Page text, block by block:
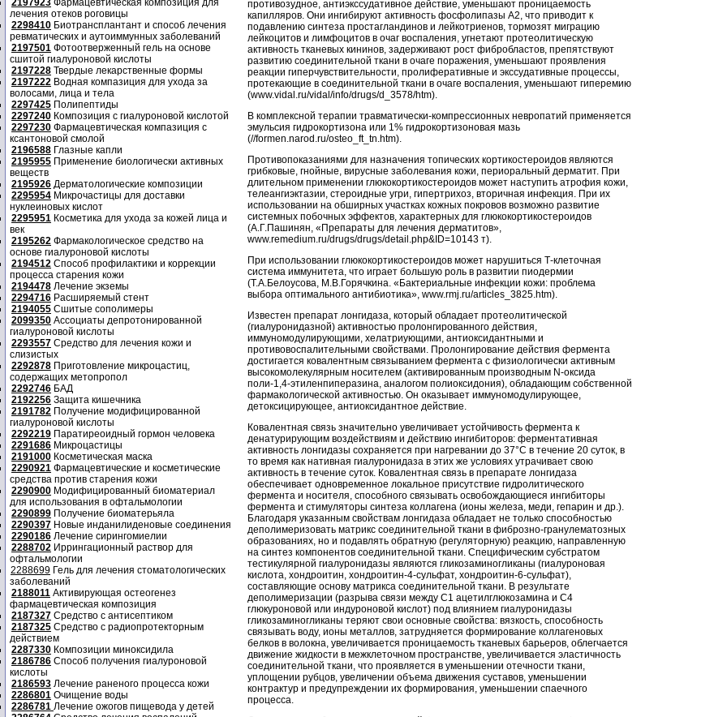
2197923 Фармацевтическая композиция для
лечения отеков роговицы
2298410 Биотрансплантант и способ лечения
ревматических и аутоиммунных заболеваний
2197501 Фотоотверженный гель на основе
сшитой гиалуроновой кислоты
2197228 Твердые лекарственные формы
2197222 Водная компазиция для ухода за
волосами, лица и тела
2297425 Полипептиды
2297240 Композиция с гиалуроновой кислотой
2297230 Фармацевтическая компазиция с
ксантоновой смолой
2196588 Глазные капли
2195955 Применение биологически активных
веществ
2195926 Дерматологические композиции
2295954 Микрочастицы для доставки
нуклеиновых кислот
2295951 Косметика для ухода за кожей лица и
век
2195262 Фармакологическое средство на
основе гиалуроновой кислоты
2194512 Способ профилактики и коррекции
процесса старения кожи
2194478 Лечение экземы
2294716 Расширяемый стент
2194055 Сшитые сополимеры
2099350 Ассоциаты депротонированной
гиалуроновой кислоты
2293557 Средство для лечения кожи и
слизистых
2292878 Приготовление микроцастиц,
содержащих метопропол
2292746 БАД
2192256 Защита кишечника
2191782 Получение модифицированной
гиалуроновой кислоты
2292219 Паратиреоидный гормон человека
2291686 Микроцастицы
2191000 Косметическая маска
2290921 Фармацевтические и косметические
средства против старения кожи
2290900 Модифицированный биоматериал
для использования в офтальмологии
2290899 Получение биоматерьяла
2290397 Новые инданилиденовые соединения
2290186 Лечение сирингомиелии
2288702 Иррингационный раствор для
офтальмологии
2288699 Гель для лечения стоматологических
заболеваний
2188011 Активирующая остеогенез
фармацевтическая композиция
2187327 Средство с антисептиком
2187325 Средство с радиопротекторным
действием
2287330 Композиции миноксидила
2186786 Способ получения гиалуроновой
кислоты
2186593 Лечение раненого процесса кожи
2286801 Очищение воды
2286781 Лечение ожогов пищевода у детей
противозудное, антиэкссудативное действие, уменьшают проницаемость
капилляров. Они ингибируют активность фосфолипазы А2, что приводит к
подавлению синтеза простагландинов и лейкотриенов, тормозят миграцию
лейкоцитов и лимфоцитов в очаг воспаления, угнетают протеолитическую
активность тканевых кининов, задерживают рост фибробластов, препятствуют
развитию соединительной ткани в очаге поражения, уменьшают проявления
реакции гиперчувствительности, пролиферативные и экссудативные процессы,
протекающие в соединительной ткани в очаге воспаления, уменьшают гиперемию
(www.vidal.ru/vidal/info/drugs/d_3578/htm).
В комплексной терапии травматически-компрессионных невропатий применяется
эмульсия гидрокортизона или 1% гидрокортизоновая мазь
(//formen.narod.ru/osteo_ft_tn.htm).
Противопоказаниями для назначения топических кортикостероидов являются
грибковые, гнойные, вирусные заболевания кожи, периоральный дерматит. При
длительном применении глюкокортикостероидов может наступить атрофия кожи,
телеангиэктазии, стероидные угри, гипертрихоз, вторичная инфекция. При их
использовании на обширных участках кожных покровов возможно развитие
системных побочных эффектов, характерных для глюкокортикостероидов
(А.Г.Пашинян, «Препараты для лечения дерматитов»,
www.remedium.ru/drugs/drugs/detail.php&ID=10143 т).
При использовании глюкокортикостероидов может нарушиться Т-клеточная
система иммунитета, что играет большую роль в развитии пиодермии
(Т.А.Белоусова, М.В.Горячкина. «Бактериальные инфекции кожи: проблема
выбора оптимального антибиотика», www.rmj.ru/articles_3825.htm).
Известен препарат лонгидаза, который обладает протеолитической
(гиалуронидазной) активностью пролонгированного действия,
иммуномодулирующими, хелатриующими, антиоксидантными и
противовоспалительными свойствами. Пролонгирование действия фермента
достигается ковалентным связыванием фермента с физиологически активным
высокомолекулярным носителем (активированным производным N-оксида
поли-1,4-этиленпиперазина, аналогом полиоксидония), обладающим собственной
фармакологической активностью. Он оказывает иммуномодулирующее,
детоксицирующее, антиоксидантное действие.
Ковалентная связь значительно увеличивает устойчивость фермента к
денатурирующим воздействиям и действию ингибиторов: ферментативная
активность лонгидазы сохраняется при нагревании до 37°С в течение 20 суток, в
то время как нативная гиалуронидаза в этих же условиях утрачивает свою
активность в течение суток. Ковалентная связь в препарате лонгидаза
обеспечивает одновременное локальное присутствие гидролитического
фермента и носителя, способного связывать освобождающиеся ингибиторы
фермента и стимуляторы синтеза коллагена (ионы железа, меди, гепарин и др.).
Благодаря указанным свойствам лонгидаза обладает не только способностью
деполимеризовать матрикс соединительной ткани в фиброзно-гранулематозных
образованиях, но и подавлять обратную (регуляторную) реакцию, направленную
на синтез компонентов соединительной ткани. Специфическим субстратом
тестикулярной гиалуронидазы являются гликозаминогликаны (гиалуроновая
кислота, хондроитин, хондроитин-4-сульфат, хондроитин-6-сульфат),
составляющие основу матрикса соединительной ткани. В результате
деполимеризации (разрыва связи между С1 ацетилглюкозамина и С4
глюкуроновой или индуроновой кислот) под влиянием гиалуронидазы
гликозаминогликаны теряют свои основные свойства: вязкость, способность
связывать воду, ионы металлов, затрудняется формирование коллагеновых
белков в волокна, увеличивается проницаемость тканевых барьеров, облегчается
движение жидкости в межклеточном пространстве, увеличивается эластичность
соединительной ткани, что проявляется в уменьшении отечности ткани,
уплощении рубцов, увеличении объема движения суставов, уменьшении
контрактур и предупреждении их формирования, уменьшении спаечного
процесса.